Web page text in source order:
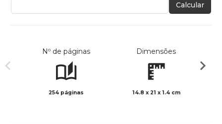
Calcular
Nº de páginas
254 páginas
Dimensões
14.8 x 21 x 1.4 cm